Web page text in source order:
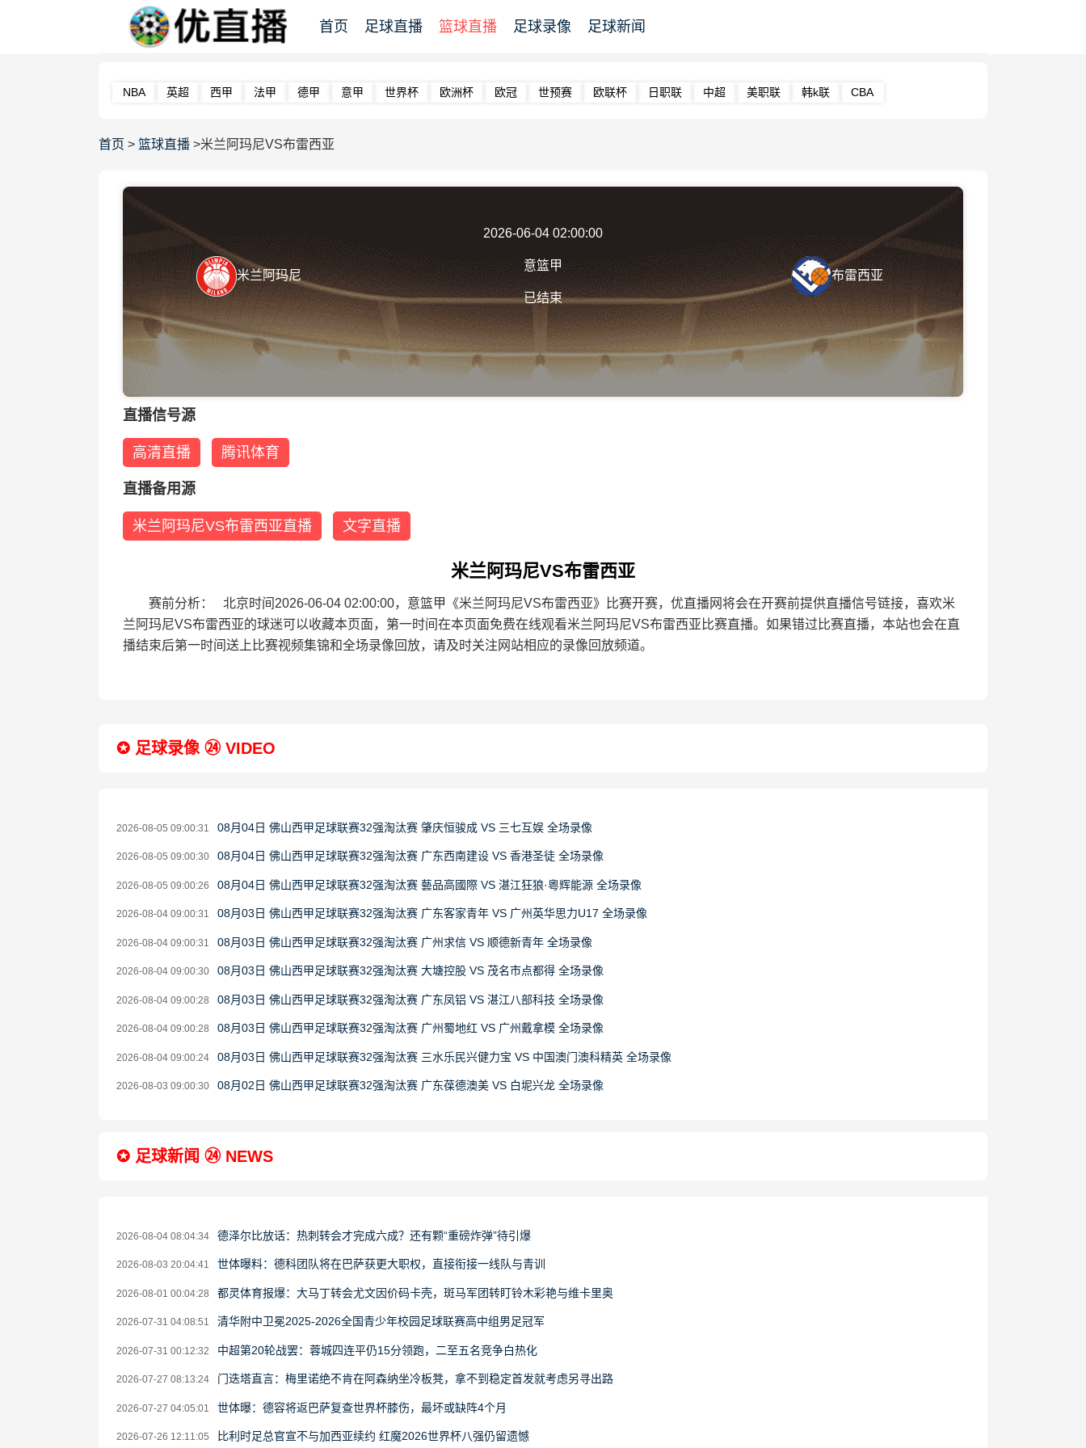
首页 足球直播 篮球直播 足球录像 足球新闻
NBA 英超 西甲 法甲 德甲 意甲 世界杯 欧洲杯 欧冠 世预赛 欧联杯 日职联 中超 美职联 韩k联 CBA
首页 > 篮球直播 >米兰阿玛尼VS布雷西亚
米兰阿玛尼
2026-06-04 02:00:00
意篮甲
已结束
布雷西亚
直播信号源
高清直播 腾讯体育
直播备用源
米兰阿玛尼VS布雷西亚直播 文字直播
米兰阿玛尼VS布雷西亚
赛前分析： 北京时间2026-06-04 02:00:00，意篮甲《米兰阿玛尼VS布雷西亚》比赛开赛，优直播网将会在开赛前提供直播信号链接，喜欢米
兰阿玛尼VS布雷西亚的球迷可以收藏本页面，第一时间在本页面免费在线观看米兰阿玛尼VS布雷西亚比赛直播。如果错过比赛直播，本站也会在直
播结束后第一时间送上比赛视频集锦和全场录像回放，请及时关注网站相应的录像回放频道。
✪ 足球录像 ㉔ VIDEO
2026-08-05 09:00:31 08月04日 佛山西甲足球联赛32强淘汰赛 肇庆恒骏成 VS 三七互娱 全场录像
2026-08-05 09:00:30 08月04日 佛山西甲足球联赛32强淘汰赛 广东西南建设 VS 香港圣徒 全场录像
2026-08-05 09:00:26 08月04日 佛山西甲足球联赛32强淘汰赛 藝品高國際 VS 湛江狂狼·粵辉能源 全场录像
2026-08-04 09:00:31 08月03日 佛山西甲足球联赛32强淘汰赛 广东客家青年 VS 广州英华思力U17 全场录像
2026-08-04 09:00:31 08月03日 佛山西甲足球联赛32强淘汰赛 广州求信 VS 顺德新青年 全场录像
2026-08-04 09:00:30 08月03日 佛山西甲足球联赛32强淘汰赛 大塘控股 VS 茂名市点都得 全场录像
2026-08-04 09:00:28 08月03日 佛山西甲足球联赛32强淘汰赛 广东凤铝 VS 湛江八部科技 全场录像
2026-08-04 09:00:28 08月03日 佛山西甲足球联赛32强淘汰赛 广州蜀地红 VS 广州戴拿模 全场录像
2026-08-04 09:00:24 08月03日 佛山西甲足球联赛32强淘汰赛 三水乐民兴健力宝 VS 中国澳门澳科精英 全场录像
2026-08-03 09:00:30 08月02日 佛山西甲足球联赛32强淘汰赛 广东葆德澳美 VS 白坭兴龙 全场录像
✪ 足球新闻 ㉔ NEWS
2026-08-04 08:04:34 德泽尔比放话：热刺转会才完成六成？还有颗“重磅炸弹”待引爆
2026-08-03 20:04:41 世体曝料：德科团队将在巴萨获更大职权，直接衔接一线队与青训
2026-08-01 00:04:28 都灵体育报爆：大马丁转会尤文因价码卡壳，斑马军团转盯铃木彩艳与维卡里奥
2026-07-31 04:08:51 清华附中卫冕2025-2026全国青少年校园足球联赛高中组男足冠军
2026-07-31 00:12:32 中超第20轮战罢：蓉城四连平仍15分领跑，二至五名竞争白热化
2026-07-27 08:13:24 门迭塔直言：梅里诺绝不肯在阿森纳坐冷板凳，拿不到稳定首发就考虑另寻出路
2026-07-27 04:05:01 世体曝：德容将返巴萨复查世界杯膝伤，最坏或缺阵4个月
2026-07-26 12:11:05 比利时足总官宣不与加西亚续约 红魔2026世界杯八强仍留遗憾